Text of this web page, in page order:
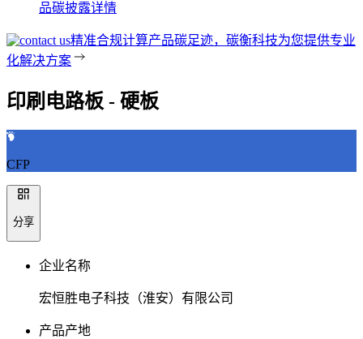
品碳披露详情
精准合规计算产品碳足迹，碳衡科技为您提供专业
化解决方案
印刷电路板 - 硬板
CFP
分享
企业名称
宏恒胜电子科技（淮安）有限公司
产品产地